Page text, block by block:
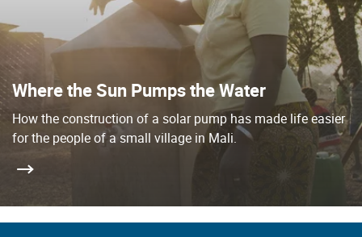
Where the Sun Pumps the Water
How the construction of a solar pump has made life easier
for the people of a small village in Mali.